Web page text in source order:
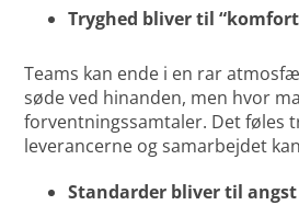
Tryghed bliver til
Teams kan ende i en rar
søde ved hinanden, men hvor
forventningssamtaler. Det føles
leverancerne og samarbejdet
Standarder bliver til angst